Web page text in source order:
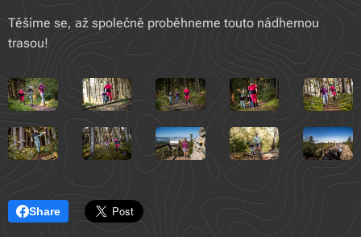
Těšíme se, až společně proběhneme touto nádhernou
trasou!
Share